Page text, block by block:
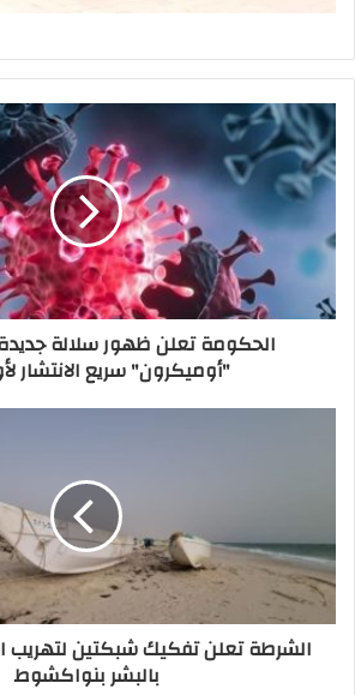
الحكومة تعلن ظهور سلالة
"أوميكرون" سريع الانتشار
الشرطة تعلن تفكيك شبكتين لتهريب
بالبشر بنواكشوط